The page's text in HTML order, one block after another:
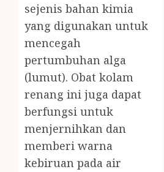
sejenis bahan kimia
yang digunakan untuk
mencegah
pertumbuhan alga
(lumut). Obat kolam
renang ini juga dapat
berfungsi untuk
menjernihkan dan
memberi warna
kebiruan pada air